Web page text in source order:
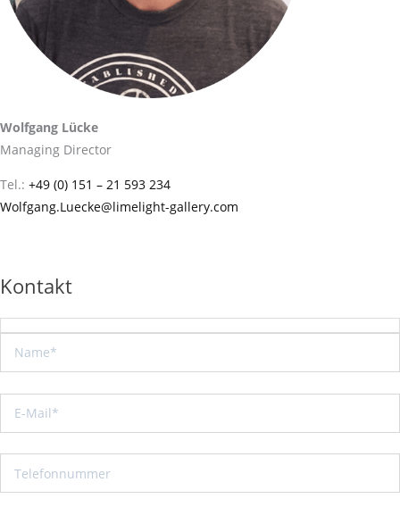
Wolfgang Lücke
Managing Director
Tel.: +49 (0) 151 – 21 593 234
Wolfgang.Luecke@limelight-gallery.com
Kontakt